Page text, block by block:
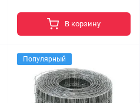
В корзину
Популярный